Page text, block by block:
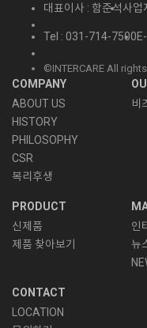
대표이사 : 함준석사업
Tel : 031-714-7500
©INTERCARE All
COMPANY
ABOUT US
HISTORY
PHILOSOPHY
CSR
복리후생
비
PRODUCT
신제품
제품 찾아보기
인
뉴
CONTACT
LOCATION